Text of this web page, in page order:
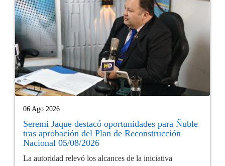
06 Ago 2026
Seremi Jaque destacó oportunidades para Ñuble
tras aprobación del Plan de Reconstrucción
Nacional 05/08/2026
La autoridad relevó los alcances de la iniciativa